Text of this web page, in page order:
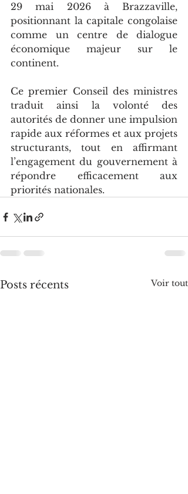
29 mai 2026 à Brazzaville,
positionnant la capitale congolaise
comme un centre de dialogue
économique majeur sur le
continent.
Ce premier Conseil des ministres
traduit ainsi la volonté des
autorités de donner une impulsion
rapide aux réformes et aux projets
structurants, tout en affirmant
l’engagement du gouvernement à
répondre efficacement aux
priorités nationales.
Posts récents Voir tout